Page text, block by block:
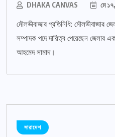
DHAKA CANVAS মে
মৌলভীবাজার প্রতিনিধি: মৌলভীবাজার
সম্পাদক পদে দায়িত্ব পেয়েছেন জেলার
আহমেদ সামাদ।
সারাদেশ